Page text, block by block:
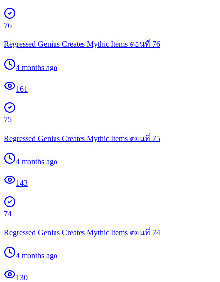
76
Regressed Genius Creates Mythic Items ตอนที่ 76
4 months ago
161
75
Regressed Genius Creates Mythic Items ตอนที่ 75
4 months ago
143
74
Regressed Genius Creates Mythic Items ตอนที่ 74
4 months ago
130